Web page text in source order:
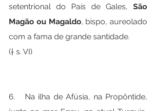
setentrional do País de Gales, São
Magão ou Magaldo, bispo, aureolado
com a fama de grande santidade.
(† s. VI)
6.   Na ilha de Afúsia, na Propôntide,